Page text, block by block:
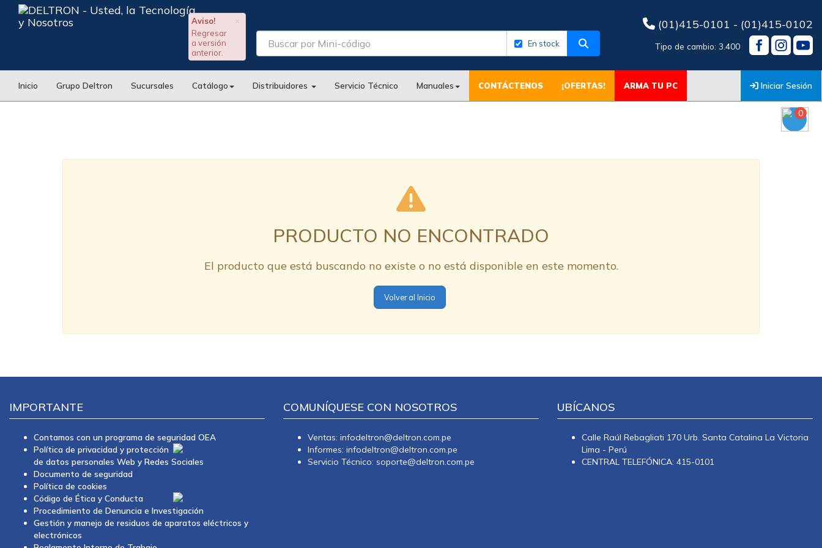
×
Aviso!
Regresar
a versión
anterior.
En stock
(01)415-0101 - (01)415-0102
Tipo de cambio: 3.400
Inicio Grupo Deltron Sucursales Catálogo Distribuidores Servicio Técnico Manuales CONTÁCTENOS ¡OFERTAS! ARMA TU PC Iniciar Sesión
0
PRODUCTO NO ENCONTRADO
El producto que está buscando no existe o no está disponible en este momento.
Volver al Inicio
IMPORTANTE
Contamos con un programa de seguridad OEA
Política de privacidad y protección
de datos personales Web y Redes Sociales
Documento de seguridad
Política de cookies
Código de Ética y Conducta
Procedimiento de Denuncia e Investigación
Gestión y manejo de residuos de aparatos eléctricos y
electrónicos
COMUNÍQUESE CON NOSOTROS
Ventas: infodeltron@deltron.com.pe
Informes: infodeltron@deltron.com.pe
Servicio Técnico: soporte@deltron.com.pe
UBÍCANOS
Calle Raúl Rebagliati 170 Urb. Santa Catalina La Victoria
Lima - Perú
CENTRAL TELEFÓNICA: 415-0101